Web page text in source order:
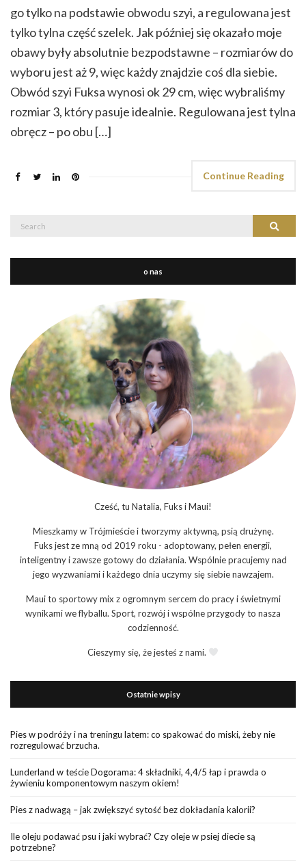
go tylko na podstawie obwodu szyi, a regulowana jest
tylko tylna część szelek. Jak później się okazało moje
obawy były absolutnie bezpodstawne – rozmiarów do
wyboru jest aż 9, więc każdy znajdzie coś dla siebie.
Obwód szyi Fuksa wynosi ok 29 cm, więc wybraliśmy
rozmiar 3, który pasuje idealnie. Regulowana jest tylna
obręcz – po obu […]
Continue Reading
Search
o nas
Cześć, tu Natalia, Fuks i Maui!
Mieszkamy w Trójmieście i tworzymy aktywną, psią drużynę.
Fuks jest ze mną od 2019 roku - adoptowany, pełen energii,
inteligentny i zawsze gotowy do działania. Wspólnie pracujemy nad
jego wyzwaniami i każdego dnia uczymy się siebie nawzajem.
Maui to sportowy mix z ogromnym sercem do pracy i świetnymi
wynikami we flyballu. Sport, rozwój i wspólne przygody to nasza
codzienność.
Cieszymy się, że jesteś z nami.
Ostatnie wpisy
Pies w podróży i na treningu latem: co spakować do miski, żeby nie
rozregulować brzucha.
Lunderland w teście Dogorama: 4 składniki, 4,4/5 łap i prawda o
żywieniu komponentowym naszym okiem!
Pies z nadwagą – jak zwiększyć sytość bez dokładania kalorii?
Ile oleju podawać psu i jaki wybrać? Czy oleje w psiej diecie są
potrzebne?